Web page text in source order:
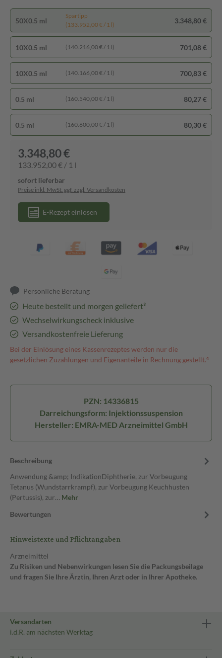
50X0.5 ml
Spartipp
(133.952,00 € / 1 l)
3.348,80 €
10X0.5 ml (140.216,00 € / 1 l) 701,08 €
10X0.5 ml (140.166,00 € / 1 l) 700,83 €
0.5 ml (160.540,00 € / 1 l) 80,27 €
0.5 ml (160.600,00 € / 1 l) 80,30 €
3.348,80 €
133.952,00 € / 1 l
sofort lieferbar
Preise inkl. MwSt. ggf. zzgl. Versandkosten
E-Rezept einlösen
Persönliche Beratung
Heute bestellt und morgen geliefert³
Wechselwirkungscheck inklusive
Versandkostenfreie Lieferung
Bei der Einlösung eines Kassenrezeptes werden nur die
gesetzlichen Zuzahlungen und Eigenanteile in Rechnung gestellt.⁴
PZN: 14336815
Darreichungsform: Injektionssuspension
Hersteller: EMRA-MED Arzneimittel GmbH
Beschreibung
Anwendung &amp; IndikationDiphtherie, zur Vorbeugung
Tetanus (Wundstarrkrampf), zur Vorbeugung Keuchhusten
(Pertussis), zur… Mehr
Bewertungen
Hinweistexte und Pflichtangaben
Arzneimittel
Zu Risiken und Nebenwirkungen lesen Sie die Packungsbeilage
und fragen Sie Ihre Ärztin, Ihren Arzt oder in Ihrer Apotheke.
Versandarten
i.d.R. am nächsten Werktag